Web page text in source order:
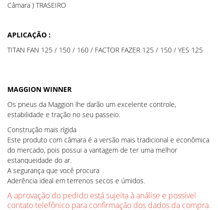
Câmara ) TRASEIRO
APLICAÇÃO :
TITAN FAN 125 / 150 / 160 / FACTOR FAZER 125 / 150 / YES 125
MAGGION WINNER
Os pneus da Maggion lhe darão um excelente controle,
estabilidade e tração no seu passeio.
Construção mais rígida
Este produto com câmara é a versão mais tradicional e econômica
do mercado, pois possui a vantagem de ter uma melhor
estanqueidade do ar.
A segurança que você procura
Aderência ideal em terrenos secos e úmidos.
A aprovação do pedido está sujeita à análise e possível
contato telefônico para confirmação dos dados da compra.